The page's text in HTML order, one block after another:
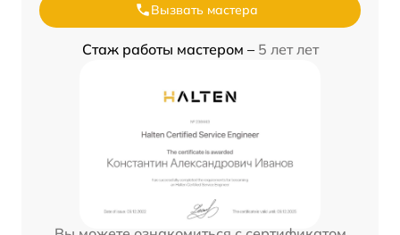
Вызвать мастера
Стаж работы мастером – 5 лет лет